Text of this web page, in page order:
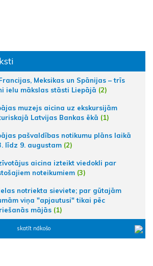
Meksikas un Spānijas – trīs
ielu mākslas stāsti Liepājā (2)
muzejs aicina uz ekskursijām
Latvijas Bankas ēkā (1)
pašvaldības notikumu plāns laikā
līdz 9. augustam (2)
aicina izteikt viedokli par
noteikumiem (3)
notriekta sieviete; par gūtajām
viņa "apjautusi" tikai pēc
mājās (1)
skatīt nākošo